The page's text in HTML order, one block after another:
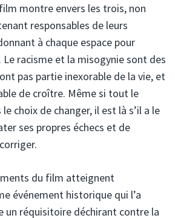
montre envers les trois, non
responsables de leurs
à chaque espace pour
Le racisme et la misogynie sont des
pas partie inexorable de la vie, et
de croître. Même si tout le
choix de changer, il est là s’il a le
ses propres échecs et de
du film atteignent
événement historique qui l’a
un réquisitoire déchirant contre la